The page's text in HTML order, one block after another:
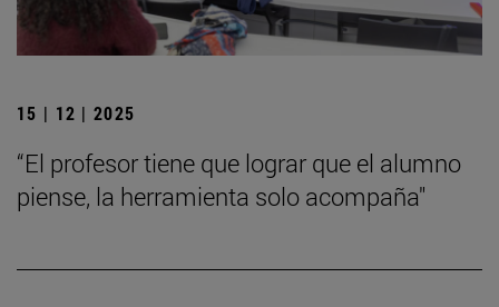
15 | 12 | 2025
“El profesor tiene que lograr que el alumno
piense, la herramienta solo acompaña"